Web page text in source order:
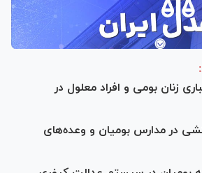
زنان بومی و افراد معلول در
در مدارس بومیان و وعده‌های